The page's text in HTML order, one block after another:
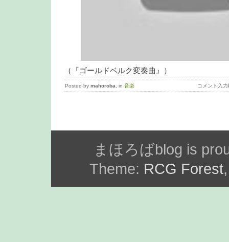
（『ゴールドベルク変奏曲』）
Posted by mahoroba, in 音楽 コメント入力
まほろばblog is
Theme: RCG Forest